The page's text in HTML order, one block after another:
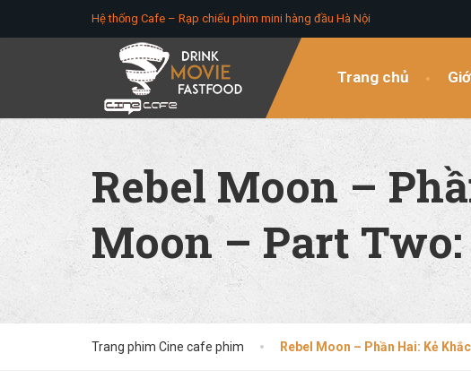
Hệ thống Cafe – Rạp chiếu phim mini hàng đầu Hà Nội
Trang chủ
Rebel Moon –
Moon – Part
Trang phim Cine cafe phim Rebel Moon – Phần Hai: Kẻ